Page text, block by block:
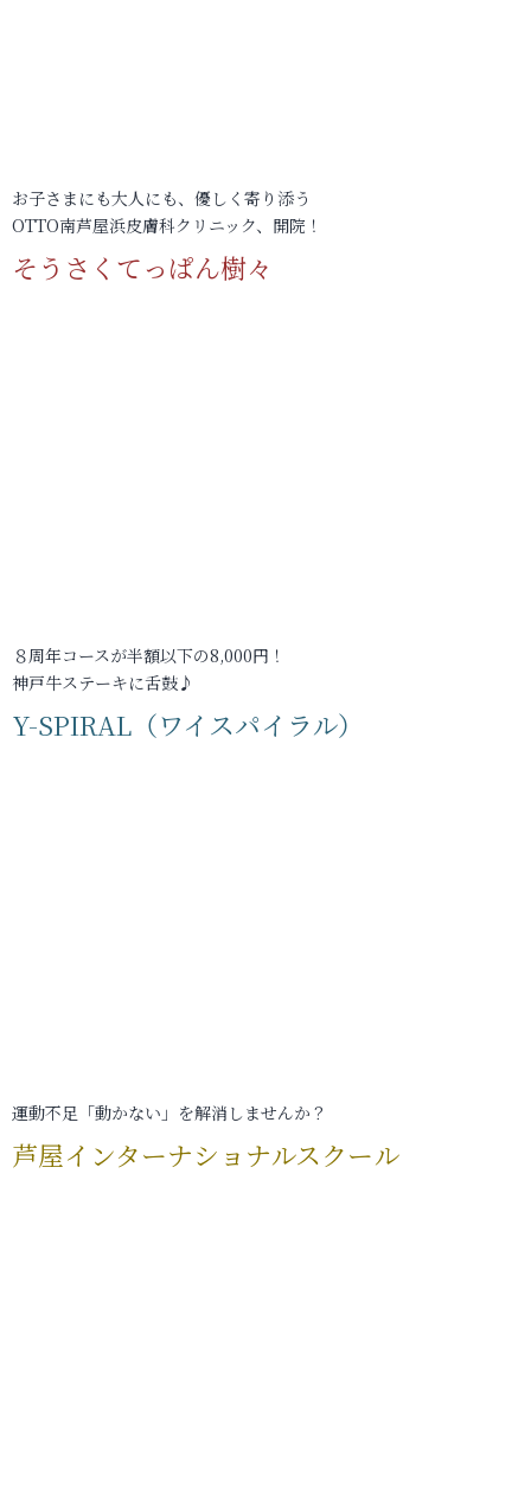
お子さまにも大人にも、優しく寄り添う
OTTO南芦屋浜皮膚科クリニック、開院！
そうさくてっぱん樹々
８周年コースが半額以下の8,000円！
神戸牛ステーキに舌鼓♪
Y-SPIRAL（ワイスパイラル）
運動不足「動かない」を解消しませんか？
芦屋インターナショナルスクール